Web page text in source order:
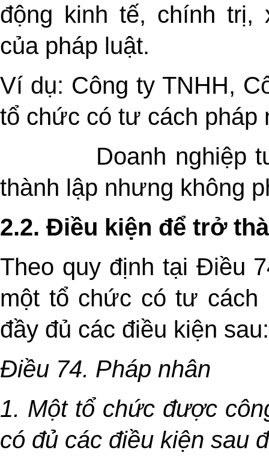
động kinh tế, chính trị,
của pháp luật.
Ví dụ: Công ty TNHH,
tổ chức có tư cách pháp
Doanh nghiệp
thành lập nhưng không
2.2. Điều kiện để trở
Theo quy định tại Điều
một tổ chức có tư cách
đầy đủ các điều kiện sau:
Điều 74. Pháp nhân
1. Một tổ chức được
có đủ các điều kiện sau